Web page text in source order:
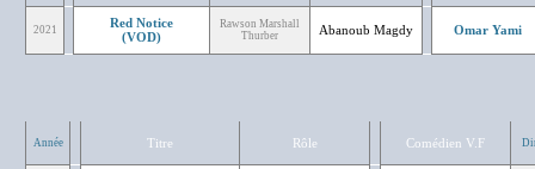
2021
Red Notice
(VOD)
Rawson Marshall
Thurber
Abanoub Magdy Omar Yami
Année Titre Rôle Comédien V.F